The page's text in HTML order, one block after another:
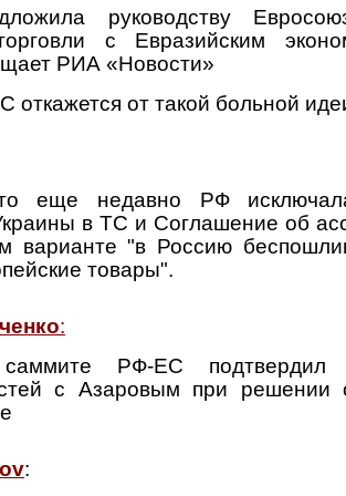
руководству
с Евразийским
РИА «Новости»
откажется от такой больной
еще недавно РФ
в ТС и Соглашение об
варианте "в Россию
товары".
:
РФ-ЕС подтвердил
с Азаровым при решении
: